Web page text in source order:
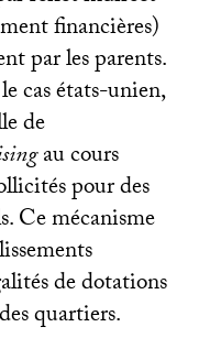
financières)
par les parents.
cas états-unien,
de
au cours
pour des
Ce mécanisme
de dotations
quartiers.